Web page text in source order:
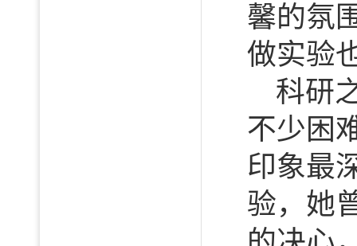
馨的氛
做实验
科研
不少困
印象最
验，她